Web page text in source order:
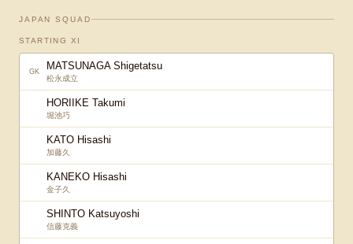
JAPAN SQUAD
STARTING XI
GK MATSUNAGA Shigetatsu
松永成立
HORIIKE Takumi
堀池巧
KATO Hisashi
加藤久
KANEKO Hisashi
金子久
SHINTO Katsuyoshi
信藤克義